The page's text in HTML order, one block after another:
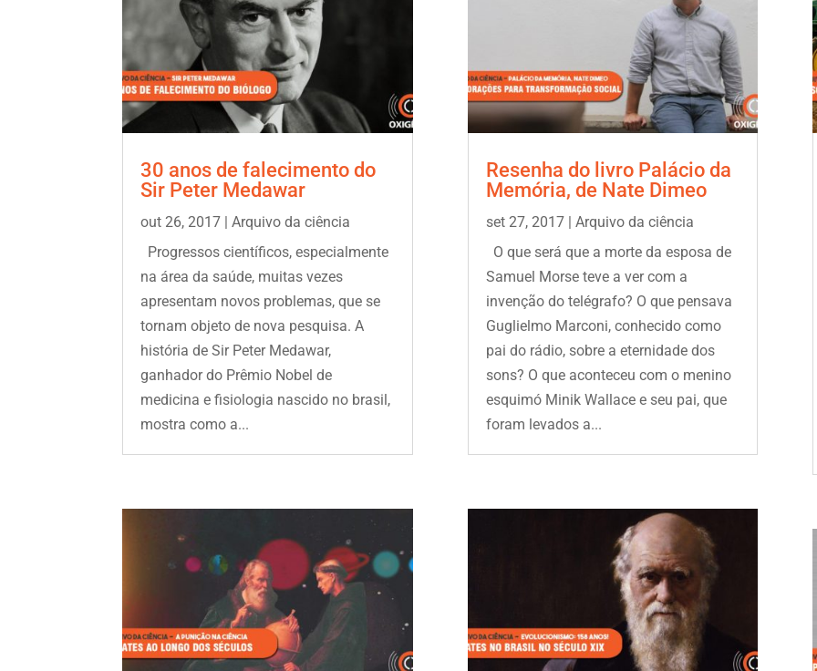
30 anos de falecimento do
Sir Peter Medawar
out 26, 2017 |Arquivo da ciência
Progressos científicos, especialmente
na área da saúde, muitas vezes
apresentam novos problemas, que se
tornam objeto de nova pesquisa. A
história de Sir Peter Medawar,
ganhador do Prêmio Nobel de
medicina e fisiologia nascido no brasil,
mostra como a...
Resenha do livro Palácio da
Memória, de Nate Dimeo
set 27, 2017| Arquivo da ciência
O que será que a morte da esposa de
Samuel Morse teve a ver com a
invenção do telégrafo? O que pensava
Guglielmo Marconi, conhecido como
pai do rádio, sobre a eternidade dos
sons? O que aconteceu com o menino
esquimó Minik Wallace e seu pai, que
foram levados a...